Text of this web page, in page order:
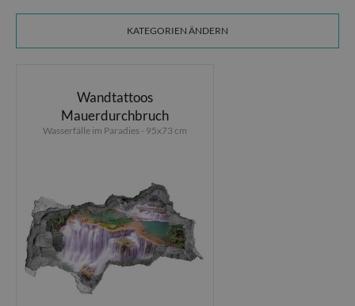
KATEGORIEN ÄNDERN
Wandtattoos
Mauerdurchbruch
Wasserfälle im Paradies - 95x73 cm